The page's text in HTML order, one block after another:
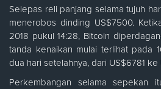
Selepas reli panjang selama tujuh
menerobos dinding US$7500.
2018 pukul 14:28, Bitcoin
tanda kenaikan mulai terlihat pada
dua hari setelahnya, dari US$6781 ke
Perkembangan selama sepekan